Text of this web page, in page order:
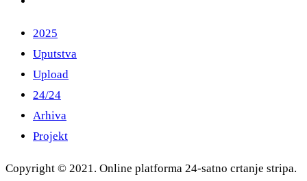
2025
Uputstva
Upload
24/24
Arhiva
Projekt
Copyright © 2021. Online platforma 24-satno crtanje stripa.